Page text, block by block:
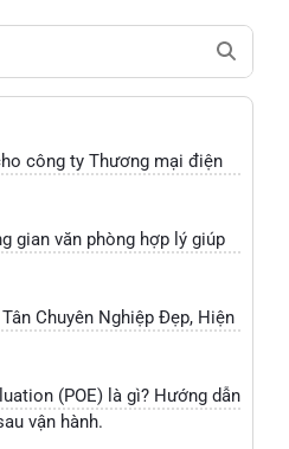
công ty Thương mại điện
gian văn phòng hợp lý giúp
Chuyên Nghiệp Đẹp, Hiện
(POE) là gì? Hướng dẫn
vận hành.